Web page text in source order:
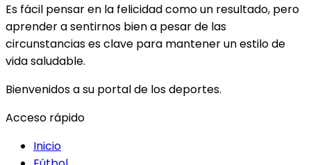
Es fácil pensar en la felicidad como un resultado, pero
aprender a sentirnos bien a pesar de las
circunstancias es clave para mantener un estilo de
vida saludable.
Bienvenidos a su portal de los deportes.
Acceso rápido
Inicio